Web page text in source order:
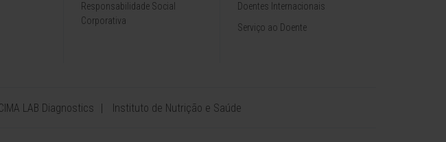
Responsabilidade Social
Corporativa
Doentes Internacionais
Serviço ao Doente
LAB Diagnostics Instituto de Nutrição e Saúde